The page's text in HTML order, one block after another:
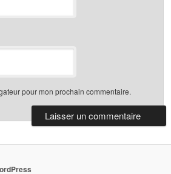
pour mon prochain commentaire.